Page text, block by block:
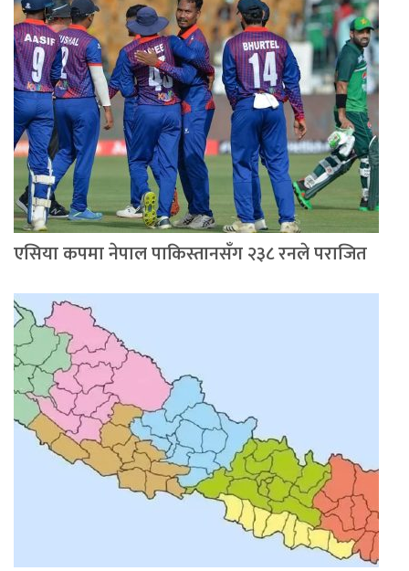
एसिया कपमा नेपाल पाकिस्तानसँग २३८ रनले पराजित